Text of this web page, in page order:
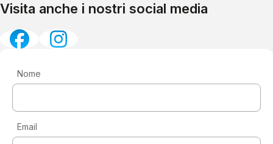
Visita anche i nostri social media
Nome
Email